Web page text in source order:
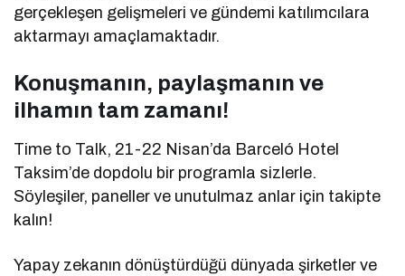
gerçekleşen gelişmeleri ve gündemi katılımcılara
aktarmayı amaçlamaktadır.
Konuşmanın, paylaşmanın ve
ilhamın tam zamanı!
Time to Talk, 21-22 Nisan’da Barceló Hotel
Taksim’de dopdolu bir programla sizlerle.
Söyleşiler, paneller ve unutulmaz anlar için takipte
kalın!
Yapay zekanın dönüştürdüğü dünyada şirketler ve